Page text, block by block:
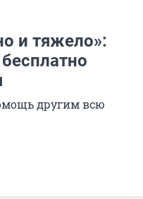
и тяжело»:
другим всю